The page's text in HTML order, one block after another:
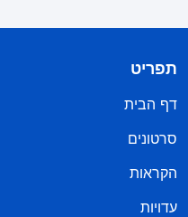
תפריט
דף הבית
סרטונים
הקראות
עדויות